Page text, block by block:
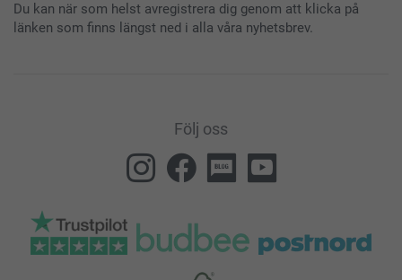
Du kan när som helst avregistrera dig genom att klicka på
länken som finns längst ned i alla våra nyhetsbrev.
Följ oss